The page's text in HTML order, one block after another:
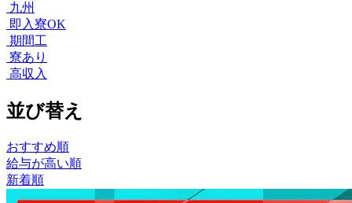
九州
即入寮OK
期間工
寮あり
高収入
並び替え
おすすめ順
給与が高い順
新着順